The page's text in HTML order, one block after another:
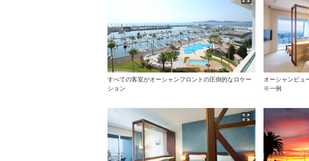
すべての客室がオーシャンフロントの圧倒的なロケー
ション
オーシャンビュ
※一例